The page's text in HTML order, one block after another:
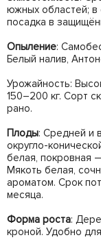
южных областей; в
посадка в
Опыление:
Белый налив,
Урожайность:
150–200 кг. Сорт
рано.
Плоды: Средней и
округло-
белая, покровная
Мякоть белая,
ароматом. Срок
месяца.
Форма роста:
кроной. Удобно